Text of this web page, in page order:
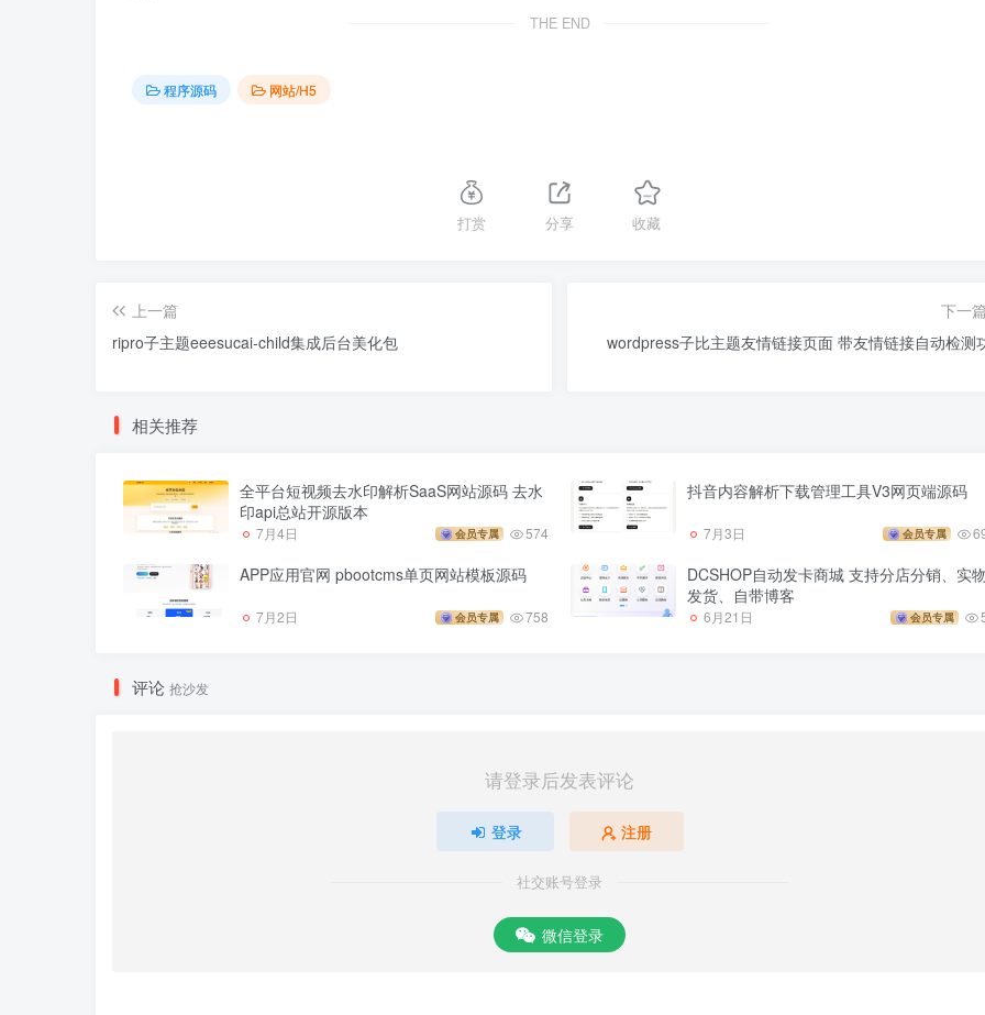
THE END
程序源码 网站/H5
打赏 分享 收藏
上一篇
ripro子主题eeesucai-child集成后台美化包
下一
wordpress子比主题友情链接页面 带友情链接自动检测
相关推荐
全平台短视频去水印解析SaaS网站源码 去水
印api总站开源版本
7月4日 会员专属 574
抖音内容解析下载管理工具V3网页端源码
7月3日 会员专属
APP应用官网 pbootcms单页网站模板源码
7月2日 会员专属 758
DCSHOP自动发卡商城 支持分店分销、实
发货、自带博客
6月21日 会员专属
评论 抢沙发
请登录后发表评论
登录 注册
社交账号登录
微信登录